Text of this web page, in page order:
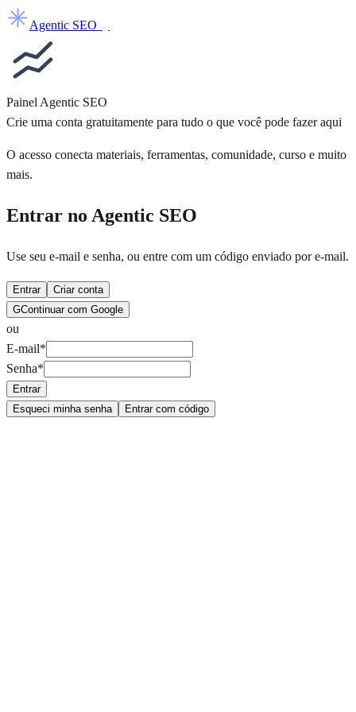
Agentic SEO
Painel Agentic SEO
Crie uma conta gratuitamente para tudo o que você pode fazer aqui
O acesso conecta materiais, ferramentas, comunidade, curso e muito
mais.
Entrar no Agentic SEO
Use seu e-mail e senha, ou entre com um código enviado por e-mail.
Entrar
Criar conta
GContinuar com Google
ou
E-mail*
Senha*
Entrar
Esqueci minha senha
Entrar com código